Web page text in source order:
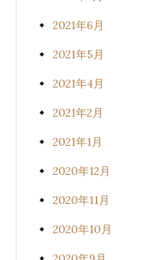
2021年6月
2021年5月
2021年4月
2021年2月
2021年1月
2020年12月
2020年11月
2020年10月